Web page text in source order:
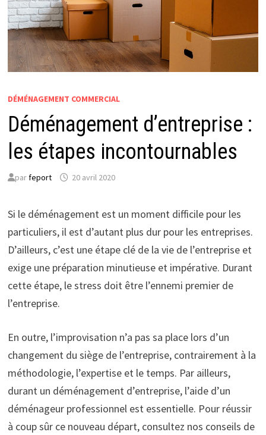
DÉMÉNAGEMENT COMMERCIAL
Déménagement d’entreprise :
les étapes incontournables
parfeport 20 avril 2020
Si le déménagement est un moment difficile pour les
particuliers, il est d’autant plus dur pour les entreprises.
D’ailleurs, c’est une étape clé de la vie de l’entreprise et
exige une préparation minutieuse et impérative. Durant
cette étape, le stress doit être l’ennemi premier de
l’entreprise.
En outre, l’improvisation n’a pas sa place lors d’un
changement du siège de l’entreprise, contrairement à la
méthodologie, l’expertise et le temps. Par ailleurs,
durant un déménagement d’entreprise, l’aide d’un
déménageur professionnel est essentielle. Pour réussir
à coup sûr ce nouveau départ, consultez nos conseils de